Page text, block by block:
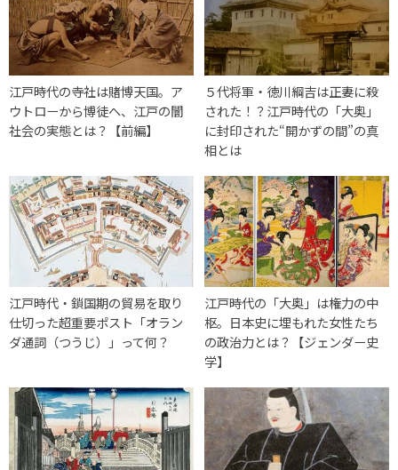
江戸時代の寺社は賭博天国。ア
ウトローから博徒へ、江戸の闇
社会の実態とは？【前編】
５代将軍・徳川綱吉は正妻に殺
された！？江戸時代の「大奥」
に封印された“開かずの間”の真
相とは
江戸時代・鎖国期の貿易を取り
仕切った超重要ポスト「オラン
ダ通詞（つうじ）」って何？
江戸時代の「大奥」は権力の中
枢。日本史に埋もれた女性たち
の政治力とは？【ジェンダー史
学】